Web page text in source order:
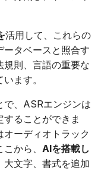
活用して、これらの
ータベースと照合す
規則、言語の重要な
ます。
で、ASRエンジンは
ることができま
ーディオトラック
こから、AIを搭載し
大文字、書式を追加